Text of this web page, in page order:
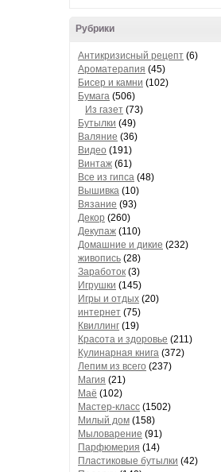
Рубрики
Антикризисный рецепт (6)
Ароматерапия (45)
Бисер и камни (102)
Бумага (506)
Из газет (73)
Бутылки (49)
Валяние (36)
Видео (191)
Винтаж (61)
Все из гипса (48)
Вышивка (10)
Вязание (93)
Декор (260)
Декупаж (110)
Домашние и дикие (232)
живопись (28)
Заработок (3)
Игрушки (145)
Игры и отдых (20)
интернет (75)
Квиллинг (19)
Красота и здоровье (211)
Кулинарная книга (372)
Лепим из всего (237)
Магия (21)
Маё (102)
Мастер-класс (1502)
Милый дом (158)
Мыловарение (91)
Парфюмерия (14)
Пластиковые бутылки (42)